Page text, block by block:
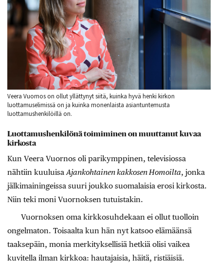
Veera Vuornos on ollut yllättynyt siitä, kuinka hyvä henki kirkon
luottamuselimissä on ja kuinka monenlaista asiantuntemusta
luottamushenkilöillä on.
Luottamushenkilönä toimiminen on muuttanut kuvaa
kirkosta
Kun Veera Vuornos oli parikymppinen, televisiossa
nähtiin kuuluisaAjankohtainen kakkosen Homoilta, jonka
jälkimainingeissa suuri joukko suomalaisia erosi kirkosta.
Niin teki moni Vuornoksen tutuistakin.
Vuornoksen oma kirkkosuhdekaan ei ollut tuolloin
ongelmaton. Toisaalta kun hän nyt katsoo elämäänsä
taaksepäin, monia merkityksellisiä hetkiä olisi vaikea
kuvitella ilman kirkkoa: hautajaisia, häitä, ristiäisiä.